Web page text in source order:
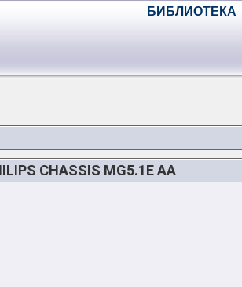
БИБЛИОТЕКА
CHASSIS MG5.1E AA